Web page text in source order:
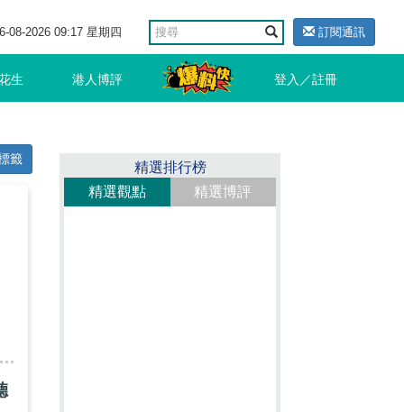
08-2026 09:17 星期四 訂閱通訊
生 港人博評 登入／註冊
籤
精選排行榜
精選觀點
精選博評